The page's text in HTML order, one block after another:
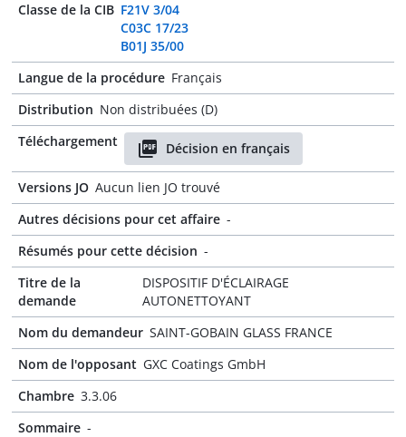
Classe de la CIB F21V 3/04
C03C 17/23
B01J 35/00
Langue de la procédure Français
Distribution Non distribuées (D)
Téléchargement
Décision en français
Versions JO Aucun lien JO trouvé
Autres décisions pour cet affaire -
Résumés pour cette décision -
Titre de la
demande
DISPOSITIF D'ÉCLAIRAGE
AUTONETTOYANT
Nom du demandeur SAINT-GOBAIN GLASS FRANCE
Nom de l'opposant GXC Coatings GmbH
Chambre 3.3.06
Sommaire -